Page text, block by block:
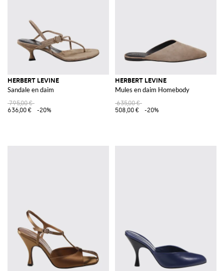
HERBERT LEVINE
Sandale en daim
795,00 €
636,00 €
-20%
HERBERT LEVINE
Mules en daim Homebody
635,00 €
508,00 €
-20%